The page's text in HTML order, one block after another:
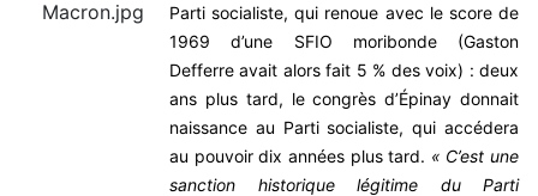
Parti socialiste, qui renoue avec le score de
1969 d’une SFIO moribonde (Gaston
Defferre avait alors fait 5 % des voix) : deux
ans plus tard, le congrès d’Épinay donnait
naissance au Parti socialiste, qui accédera
au pouvoir dix années plus tard. « C’est une
sanction historique légitime du Parti